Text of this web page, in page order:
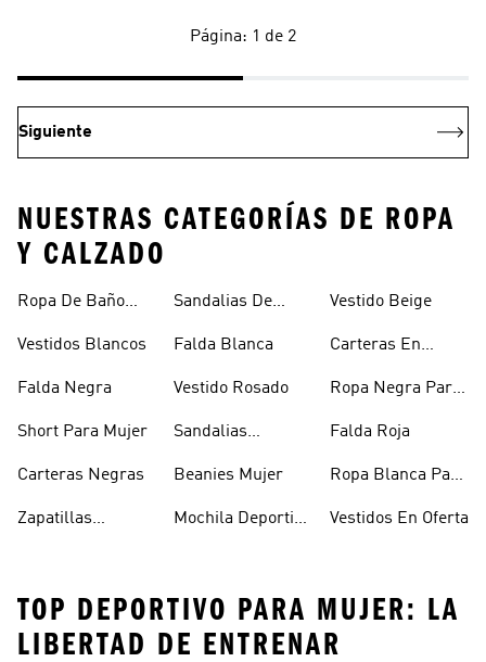
Página: 1 de 2
Siguiente
NUESTRAS CATEGORÍAS DE ROPA
Y CALZADO
Ropa De Baño
Vestidos Blancos
Falda Negra
Short Para Mujer
Carteras Negras
Zapatillas
Sandalias De
Mujer
Falda Blanca
Vestido Rosado
Sandalias
Beanies Mujer
Mochila Deportiva
Vestido Beige
Carteras En
Ropa Negra Para
Falda Roja
Ropa Blanca Para
Vestidos En Oferta
TOP DEPORTIVO PARA MUJER: LA
LIBERTAD DE ENTRENAR